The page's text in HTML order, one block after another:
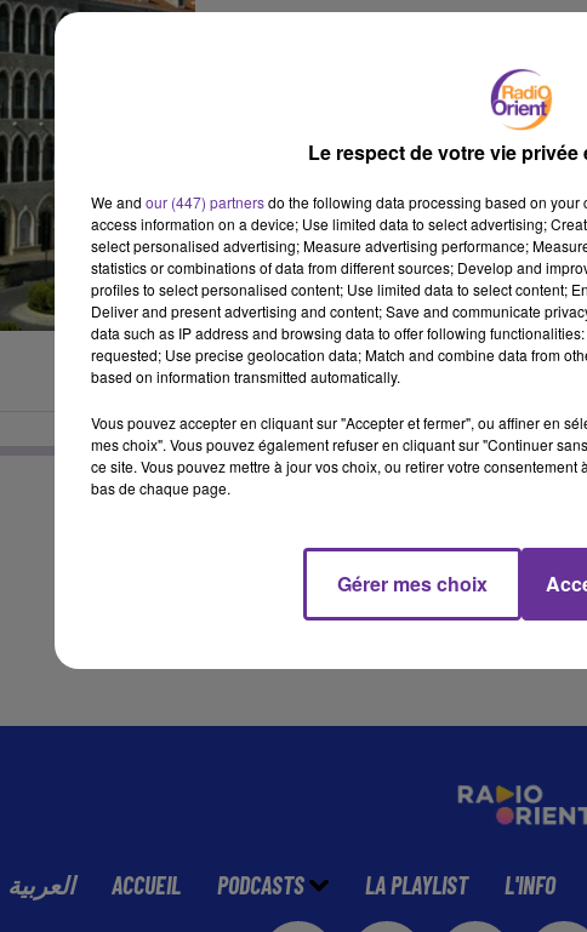
EDITION DU JOURNAL DU LIBAN DE
EDITION DU JOURNAL DU LIBAN DE
العربية ACCUEIL PODCASTS LA PLAYLIST L'INFO
Le respect de votre vie
We and our (447) partnersdo the following data processing based on
access information on a device; Use limited data to select advertising;
select personalised advertising; Measure advertising performance;
statistics or combinations of data from different sources; Develop and
profiles to select personalised content; Use limited data to select content;
Deliver and present advertising and content; Save and communicate
data such as IP address and browsing data to offer following
requested; Use precise geolocation data; Match and combine data from
based on information transmitted automatically.
Vous pouvez accepter en cliquant sur "Accepter et fermer", ou affiner en
mes choix". Vous pouvez également refuser en cliquant sur "Continuer
ce site. Vous pouvez mettre à jour vos choix, ou retirer votre
bas de chaque page.
Gérer mes choix